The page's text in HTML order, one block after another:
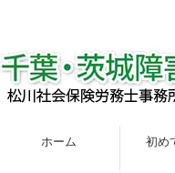
ホーム 初め